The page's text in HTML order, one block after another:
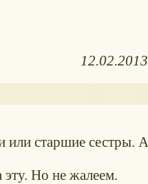
12.02.2013
или старшие сестры. А
эту. Но не жалеем.